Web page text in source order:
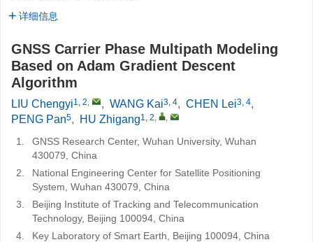
详细信息
GNSS Carrier Phase Multipath Modeling
Based on Adam Gradient Descent
Algorithm
LIU Chengyi1, 2, , WANG Kai3, 4, CHEN Lei3, 4,
PENG Pan5, HU Zhigang1, 2, ,
1.
GNSS Research Center, Wuhan University, Wuhan
430079, China
2.
National Engineering Center for Satellite Positioning
System, Wuhan 430079, China
3.
Beijing Institute of Tracking and Telecommunication
Technology, Beijing 100094, China
4.
Key Laboratory of Smart Earth, Beijing 100094, China